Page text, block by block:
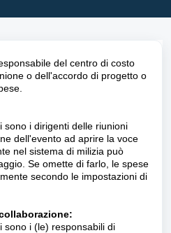
del centro di costo
o dell'accordo di progetto o
sono i dirigenti delle riunioni
dell'evento ad aprire la voce
nel sistema di milizia può
Se omette di farlo, le spese
secondo le impostazioni di
sono i (le) responsabili di